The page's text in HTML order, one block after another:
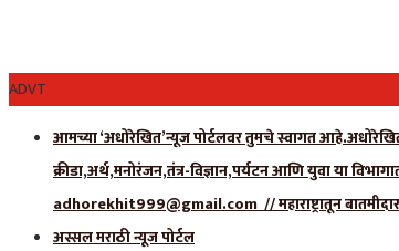
ADVT
आमच्या ‘अधोरेखित’न्यूज पोर्टलवर तुमचे स्वागत आहे.अधोरेखित
क्रीडा,अर्थ,मनोरंजन,तंत्र-विज्ञान,पर्यटन आणि युवा या
adhorekhit999@gmail.com // महाराष्ट्रातून
अस्सल मराठी न्यूज पोर्टल